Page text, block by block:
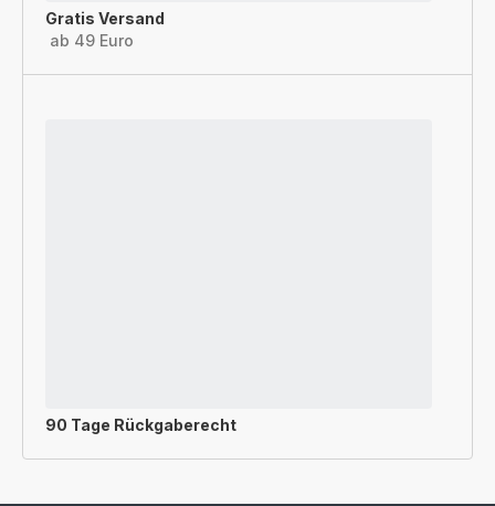
Gratis Versand
ab 49 Euro
90 Tage Rückgaberecht